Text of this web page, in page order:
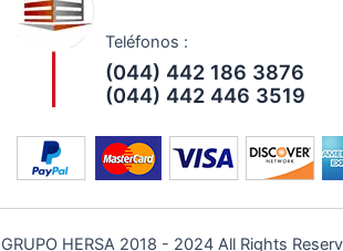
Teléfonos :
(044) 442 186 3876
(044) 442 446 3519
GRUPO HERSA 2018 - 2024 All Rights